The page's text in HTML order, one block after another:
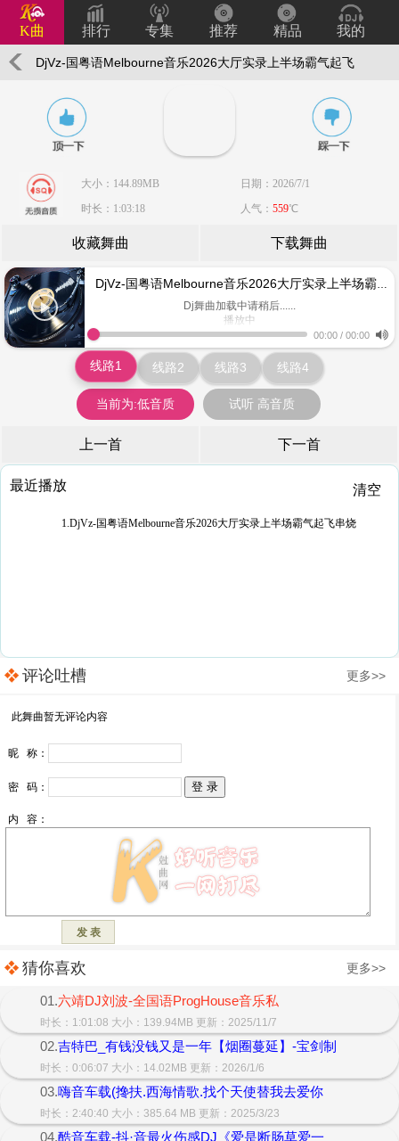
K曲 排行 专集 推荐 精品 我的
DjVz-国粤语Melbourne音乐2026大厅实录上半场霸气起飞
串烧
大小：144.89MB
日期：2026/7/1
时长：1:03:18
人气： 559℃
收藏舞曲 下载舞曲
DjVz-国粤语Melbourne音乐2026大厅实录上半场霸气起飞串烧
Dj舞曲加载中请稍后......
播放中
www.keiqu.com
00:00 / 00:00
线路1 线路2 线路3 线路4
当前为:低音质 试听 高音质
上一首 下一首
最近播放 清空
1.DjVz-国粤语Melbourne音乐2026大厅实录上半场霸气起飞串烧
评论吐槽 更多>>
猜你喜欢 更多>>
01.六靖DJ刘波-全国语ProgHouse音乐私
时长：1:01:08 大小：139.94MB 更新：2025/11/7
02.吉特巴_有钱没钱又是一年【烟圈蔓延】-宝剑制
时长：0:06:07 大小：14.02MB 更新：2026/1/6
03.嗨音车载(搀扶.西海情歌.找个天使替我去爱你
时长：2:40:40 大小：385.64 MB 更新：2025/3/23
04.酷音车载-抖·音最火伤感DJ《爱是断肠草爱一